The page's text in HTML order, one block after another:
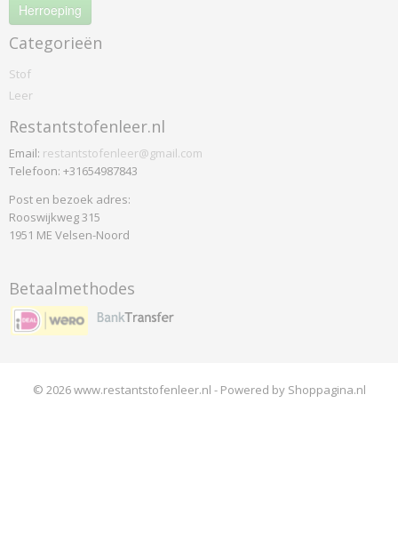
Herroeping
Categorieën
Stof
Leer
Restantstofenleer.nl
Email: restantstofenleer@gmail.com
Telefoon: +31654987843
Post en bezoek adres:
Rooswijkweg 315
1951 ME Velsen-Noord
Betaalmethodes
© 2026 www.restantstofenleer.nl - Powered by Shoppagina.nl